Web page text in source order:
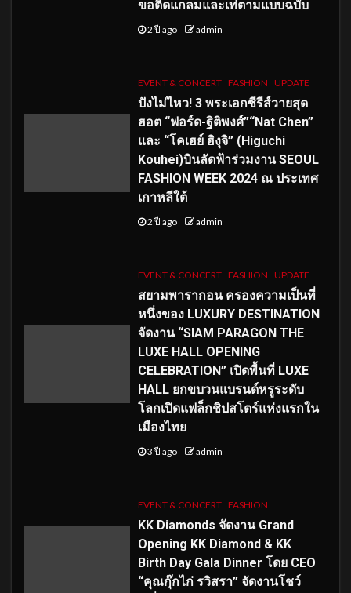
ขอติดแกลมและเท่ตามแบบฉบับ
2 ปี ago admin
EVENT & CONCERT FASHION UPDATE
ปังไม่ไหว! 3 พระเอกซีรีส์วายสุด
ฮอต “ฟอร์ด-ฐิติพงศ์”“Nat Chen”
และ “โคเฮย์ ฮิงุจิ” (Higuchi
Kouhei)บินลัดฟ้าร่วมงาน SEOUL
FASHION WEEK 2024 ณ ประเทศ
เกาหลีใต้
2 ปี ago admin
EVENT & CONCERT FASHION UPDATE
สยามพารากอน ครองความเป็นที่
หนึ่งของ LUXURY DESTINATION
จัดงาน “SIAM PARAGON THE
LUXE HALL OPENING
CELEBRATION” เปิดพื้นที่ LUXE
HALL ยกขบวนแบรนด์หรูระดับ
โลกเปิดแฟล็กชิปสโตร์แห่งแรกใน
เมืองไทย
3 ปี ago admin
EVENT & CONCERT FASHION
KK Diamonds จัดงาน Grand
Opening KK Diamond & KK
Birth Day Gala Dinner โดย CEO
“คุณกุ๊กไก่ รวิสรา” จัดงานโชว์